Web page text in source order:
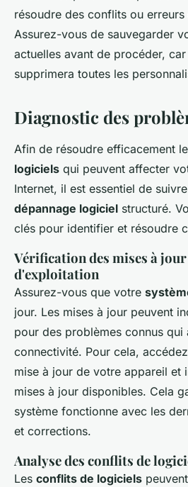
résoudre des conflits ou
Assurez-vous de sauvegarder
actuelles avant de procéder,
supprimera toutes les
Diagnostic des
Afin de résoudre efficacement
logiciels qui peuvent affecter
Internet, il est essentiel de
dépannage logiciel structuré.
clés pour identifier et résoudre
Vérification des mises à
d'exploitation
Assurez-vous que votre
jour. Les mises à jour peuvent
pour des problèmes connus qui
connectivité. Pour cela,
mise à jour de votre appareil et
mises à jour disponibles. Cela
système fonctionne avec les
et corrections.
Analyse des conflits de
Les conflits de logiciels